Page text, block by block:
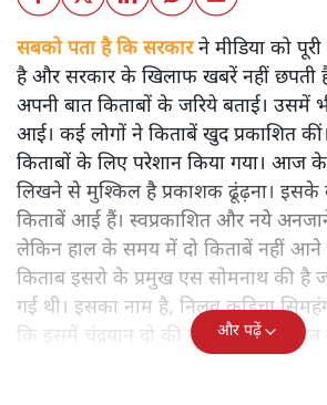
सबको पता है कि सरकारने मीडिया को
है और सरकार के खिलाफ खबरें नहीं छपती
अपनी बात किताबों के जरिये बताई। उसमें
आई। कई लोगों ने किताबें खुद प्रकाशित
किताबों के लिए परेशान किया गया। आज
लिखने से मुश्किल है प्रकाशक ढूंढ़ना। इसके
किताबें आई हैं। स्वप्रकाशित और नये
लेकिन हाल के समय में दो किताबें नहीं आने
किताब इसरो के प्रमुख एस सोमनाथ की है
गई थी। इसका नाम है, निलवु कुडिचा
कि इसमें चंद्रयान दो की नाकामी से
और पढ़ें